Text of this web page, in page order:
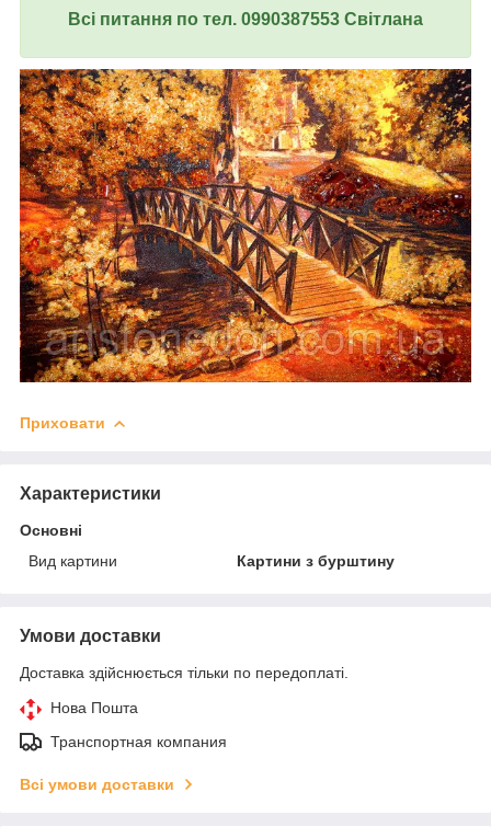
Всі питання по тел. 0990387553 Світлана
Приховати
Характеристики
Основні
Вид картини
Картини з бурштину
Умови доставки
Доставка здійснюється тільки по передоплаті.
Нова Пошта
Транспортная компания
Всі умови доставки